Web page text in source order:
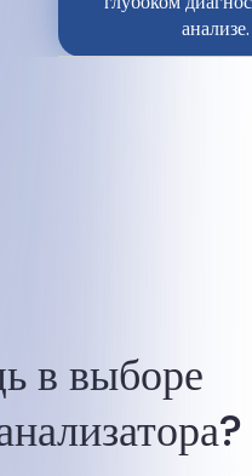
анализе.
в выборе